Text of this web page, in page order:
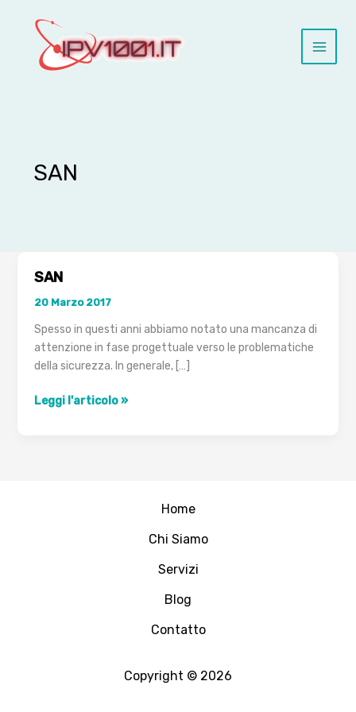
contenuto
SAN
SAN
20 Marzo 2017
Spesso in questi anni abbiamo notato una mancanza di
attenzione in fase progettuale verso le problematiche
della sicurezza. In generale, […]
SAN
Leggi l'articolo »
Home
Chi Siamo
Servizi
Blog
Contatto
Copyright © 2026